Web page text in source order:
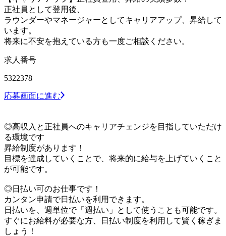
正社員として登用後、
ラウンダーやマネージャーとしてキャリアアップ、昇給して
います。
将来に不安を抱えている方も一度ご相談ください。
求人番号
5322378
応募画面に進む
◎高収入と正社員へのキャリアチェンジを目指していただけ
る環境です
昇給制度があります！
目標を達成していくことで、将来的に給与を上げていくこと
が可能です。
◎日払い可のお仕事です！
カンタン申請で日払いを利用できます。
日払いを、週単位で「週払い」として使うことも可能です。
すぐにお給料が必要な方、日払い制度を利用して賢く稼ぎま
しょう！